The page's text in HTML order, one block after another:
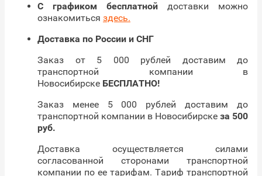
С графиком бесплатной доставки можно
ознакомиться здесь.
Доставка по России и СНГ
Заказ от 5 000 рублей доставим до
транспортной компании в
Новосибирске БЕСПЛАТНО!
Заказ менее 5 000 рублей доставим до
транспортной компании в Новосибирске за 500
руб.
Доставка осуществляется силами
согласованной сторонами транспортной
компании по ее тарифам. Тариф транспортной